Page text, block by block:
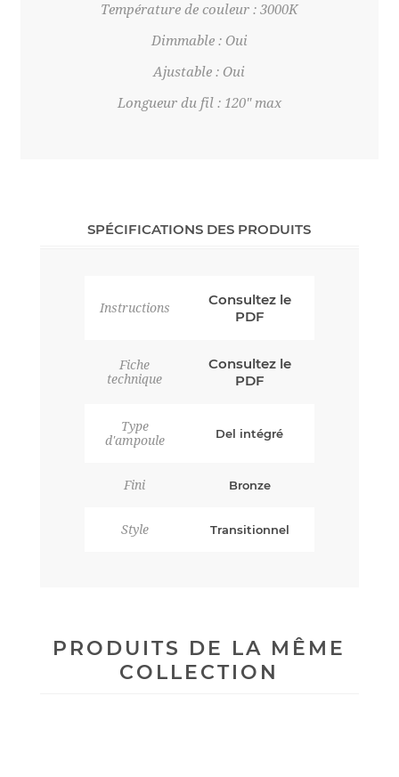
Température de couleur : 3000K
Dimmable : Oui
Ajustable : Oui
Longueur du fil : 120" max
SPÉCIFICATIONS DES PRODUITS
Instructions
Consultez le
PDF
Fiche
technique
Consultez le
PDF
Type
d'ampoule
Del intégré
Fini Bronze
Style Transitionnel
PRODUITS DE LA MÊME
COLLECTION